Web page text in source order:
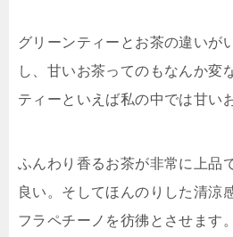
グリーンティーとお茶の違いが
し、甘いお茶ってのもなんか変
ティーといえば私の中では甘い
ふんわり香るお茶が非常に上品
良い。そしてほんのりした清涼
フラペチーノを彷彿とさせます